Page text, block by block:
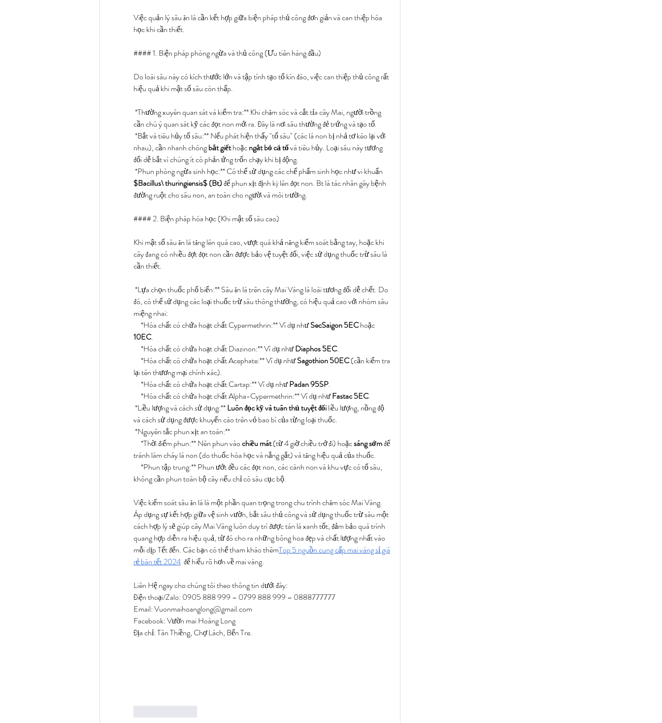
Việc quản lý sâu ăn lá cần kết hợp giữa biện pháp thủ công đơn giản và can thiệp hóa
học khi cần thiết.
#### 1. Biện pháp phòng ngừa và thủ công (Ưu tiên hàng đầu)
Do loài sâu này có kích thước lớn và tập tính tạo tổ kín đáo, việc can thiệp thủ công rất
hiệu quả khi mật số sâu còn thấp.
*Thường xuyên quan sát và kiểm tra:** Khi chăm sóc và cắt tỉa cây Mai, người trồng
cần chú ý quan sát kỹ các đọt non mới ra. Đây là nơi sâu thường đẻ trứng và tạo tổ.
*Bắt và tiêu hủy tổ sâu:** Nếu phát hiện thấy "tổ sâu" (các lá non bị nhả tơ kéo lại với
nhau), cần nhanh chóng bắt giết hoặc ngắt bỏ cả tổ và tiêu hủy. Loại sâu này tương
đối dễ bắt vì chúng ít có phản ứng trốn chạy khi bị động.
$Bacillus\ thuringiensis$ (Bt) để phun xịt định kỳ lên đọt non. Bt là tác nhân gây bệnh
đường ruột cho sâu non, an toàn cho người và môi trường.
#### 2. Biện pháp hóa học (Khi mật số sâu cao)
Khi mật số sâu ăn lá tăng lên quá cao, vượt quá khả năng kiểm soát bằng tay, hoặc khi
cây đang có nhiều đợt đọt non cần được bảo vệ tuyệt đối, việc sử dụng thuốc trừ sâu là
cần thiết.
*Lựa chọn thuốc phổ biến:** Sâu ăn lá trên cây Mai Vàng là loài tương đối dễ chết. Do
đó, có thể sử dụng các loại thuốc trừ sâu thông thường, có hiệu quả cao với nhóm sâu
miệng nhai:
*Hóa chất có chứa hoạt chất Cypermethrin:** Ví dụ như SecSaigon 5EC
10EC.
*Hóa chất có chứa hoạt chất Diazinon:** Ví dụ như Diaphos 5EC.
*Hóa chất có chứa hoạt chất Acephate:** Ví dụ như Sagothion 50EC (cần kiểm tra
lại tên thương mại chính xác).
*Hóa chất có chứa hoạt chất Cartap:** Ví dụ như Padan 95SP.
*Hóa chất có chứa hoạt chất Alpha-Cypermethrin:** Ví dụ như Fastac 5EC.
*Liều lượng và cách sử dụng:** Luôn đọc kỹ và tuân thủ tuyệt đối liều lượng, nồng độ
và cách sử dụng được khuyến cáo trên vỏ bao bì của từng loại thuốc.
*Nguyên tắc phun xịt an toàn:**
*Thời điểm phun:** Nên phun vào chiều mát (từ 4 giờ chiều trở đi) hoặc sáng sớm để
tránh làm cháy lá non (do thuốc hóa học và nắng gắt) và tăng hiệu quả của thuốc.
*Phun tập trung:** Phun ướt đều các đọt non, các cành non và khu vực có tổ sâu,
không cần phun toàn bộ cây nếu chỉ có sâu cục bộ.
Việc kiểm soát sâu ăn lá là một phần quan trọng trong chu trình chăm sóc Mai Vàng.
Áp dụng sự kết hợp giữa vệ sinh vườn, bắt sâu thủ công và sử dụng thuốc trừ sâu một
cách hợp lý sẽ giúp cây Mai Vàng luôn duy trì được tán lá xanh tốt, đảm bảo quá trình
quang hợp diễn ra hiệu quả, từ đó cho ra những bông hoa đẹp và chất lượng nhất vào
mỗi dịp Tết đến. Các bạn có thể tham kháo thêmTop 5 nguồn cung cấp mai vàng sỉ giá
rẻ bán tết 2024 để hiểu rõ hơn về mai vàng.
Liên Hệ ngay cho chúng tôi theo thông tin dưới đây:
Điện thoại/Zalo: 0905 888 999 – 0799 888 999 – 0888777777
Email: Vuonmaihoanglong@gmail.com
Facebook: Vườn mai Hoàng Long
Địa chỉ: Tân Thiềng, Chợ Lách, Bến Tre.